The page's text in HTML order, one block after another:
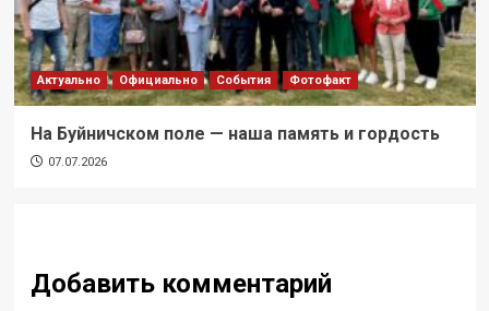
Актуально Официально События Фотофакт
На Буйничском поле — наша память и гордость
07.07.2026
Добавить комментарий